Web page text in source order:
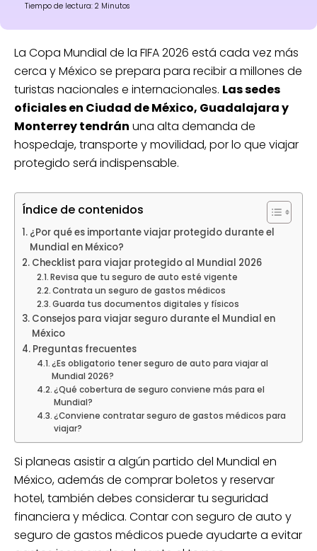
Tiempo de lectura: 2 Minutos
La Copa Mundial de la FIFA 2026 está cada vez más
cerca y México se prepara para recibir a millones de
turistas nacionales e internacionales. Las sedes
oficiales en Ciudad de México, Guadalajara y
Monterrey tendrán una alta demanda de
hospedaje, transporte y movilidad, por lo que viajar
protegido será indispensable.
Índice de contenidos
¿Por qué es importante viajar protegido durante el
Mundial en México?
Checklist para viajar protegido al Mundial 2026
Revisa que tu seguro de auto esté vigente
Contrata un seguro de gastos médicos
Guarda tus documentos digitales y físicos
Consejos para viajar seguro durante el Mundial en
México
Preguntas frecuentes
¿Es obligatorio tener seguro de auto para viajar al
Mundial 2026?
¿Qué cobertura de seguro conviene más para el
Mundial?
¿Conviene contratar seguro de gastos médicos para
viajar?
Si planeas asistir a algún partido del Mundial en
México, además de comprar boletos y reservar
hotel, también debes considerar tu seguridad
financiera y médica. Contar con seguro de auto y
seguro de gastos médicos puede ayudarte a evitar